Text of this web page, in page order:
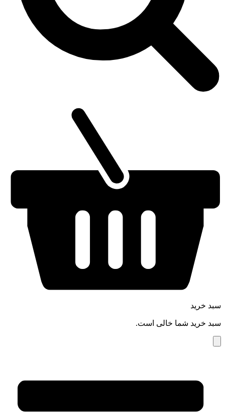
سبد خرید
سبد خرید شما خالی است.